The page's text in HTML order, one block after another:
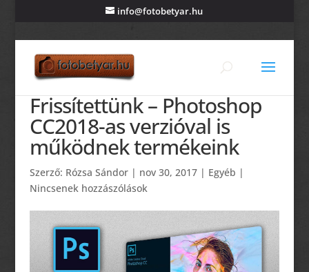
info@fotobetyar.hu
Frissítettünk – Photoshop
CC2018-as verzióval is
működnek termékeink
Szerző: Rózsa Sándor| nov 30, 2017| Egyéb |
Nincsenek hozzászólások